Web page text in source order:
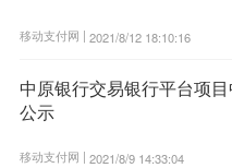
移动支付网 | 2021/8/12 18:10:16
中原银行交易银行平台项
公示
移动支付网 | 2021/8/9 14:33:04